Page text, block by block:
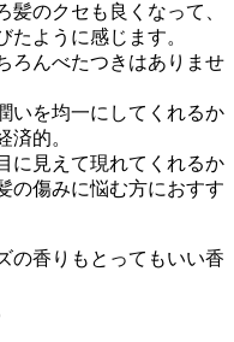
髪のクセも良くなって、
たように感じます。
ろんべたつきはありませ
いを均一にしてくれるか
済的。
に見えて現れてくれるか
の傷みに悩む方におすす
の香りもとってもいい香